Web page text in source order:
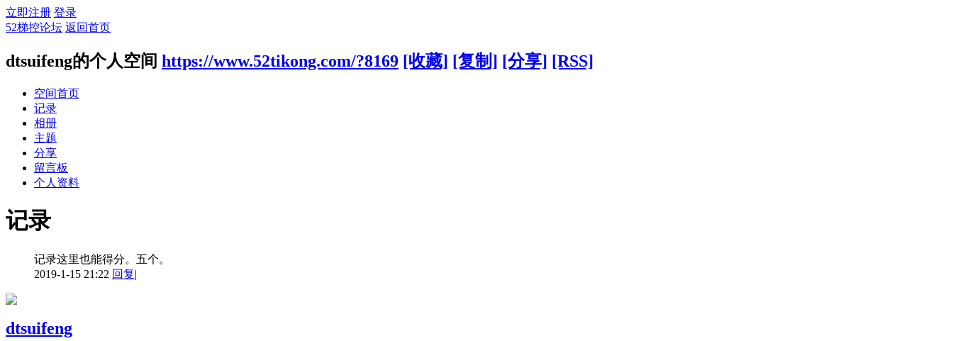
立即注册 登录
52梯控论坛 返回首页
dtsuifeng的个人空间 https://www.52tikong.com/?8169 [收藏] [复制] [分享] [RSS]
空间首页
记录
相册
主题
分享
留言板
个人资料
记录
记录这里也能得分。五个。
2019-1-15 21:22 回复|
dtsuifeng